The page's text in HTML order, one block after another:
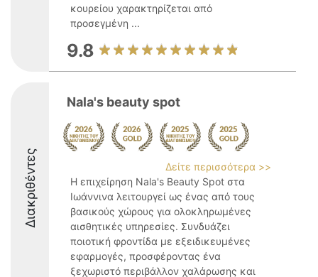
κουρείου χαρακτηρίζεται από
προσεγμένη ...
9.8
Διακριθέντες
Nala's beauty spot
Δείτε περισσότερα >>
Η επιχείρηση Nala's Beauty Spot στα
Ιωάννινα λειτουργεί ως ένας από τους
βασικούς χώρους για ολοκληρωμένες
αισθητικές υπηρεσίες. Συνδυάζει
ποιοτική φροντίδα με εξειδικευμένες
εφαρμογές, προσφέροντας ένα
ξεχωριστό περιβάλλον χαλάρωσης και